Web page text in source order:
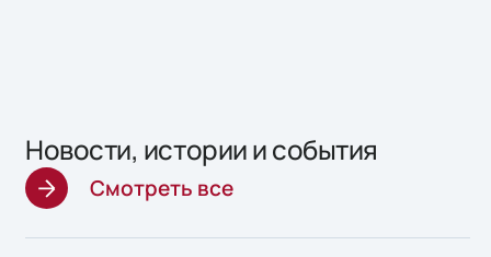
Новости, истории и события
Смотреть все